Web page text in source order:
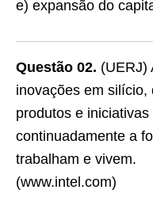
e) expansão do
Questão 02. (UERJ)
inovações em silício,
produtos e
continuadamente a
trabalham e vivem.
(www.intel.com)